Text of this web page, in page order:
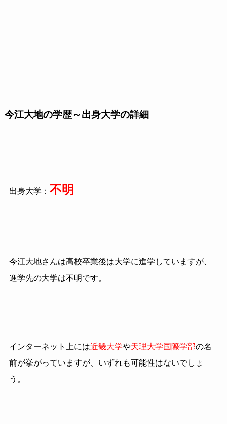
今江大地の学歴～出身大学の詳細
出身大学： 不明
今江大地さんは高校卒業後は大学に進学していますが、
進学先の大学は不明です。
インターネット上には近畿大学や天理大学国際学部の名
前が挙がっていますが、いずれも可能性はないでしょ
う。